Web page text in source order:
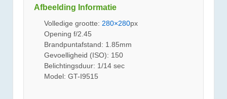
Afbeelding Informatie
Volledige grootte: 280×280px
Opening f/2.45
Brandpuntafstand: 1.85mm
Gevoelligheid (ISO): 150
Belichtingsduur: 1/14 sec
Model: GT-I9515